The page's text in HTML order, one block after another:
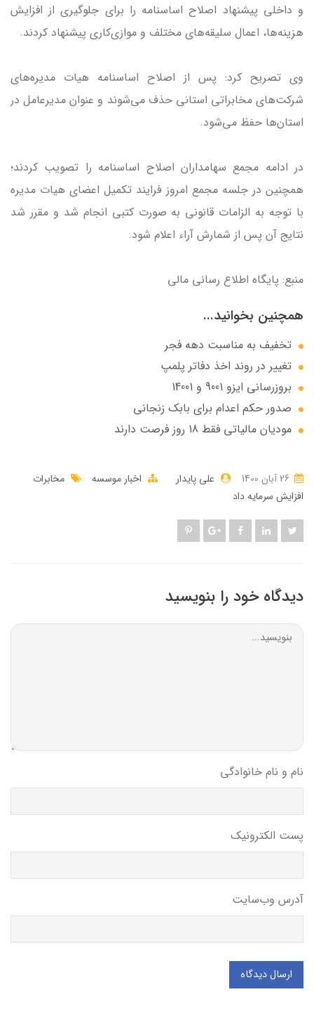
و داخلی پیشنهاد اصلاح اساسنامه را برای جلوگیری از افزایش
هزینه‌ها، اعمال سلیقه‌های مختلف و موازی‌کاری پیشنهاد کردند.
وی تصریح کرد: پس از اصلاح اساسنامه هیات مدیره‌های
شرکت‌های مخابراتی استانی حذف می‌شوند و عنوان مدیرعامل در
استان‌ها حفظ می‌شود.
در ادامه مجمع سهامداران اصلاح اساسنامه را تصویب کردند؛
همچنین در جلسه مجمع امروز فرایند تکمیل اعضای هیات مدیره
با توجه به الزامات قانونی به صورت کتبی انجام شد و مقرر شد
نتایج آن پس از شمارش آراء اعلام شود.
منبع: پایگاه اطلاع رسانی مالی
همچنین بخوانید...
تخفیف به مناسبت دهه فجر
تغییر در روند اخذ دفاتر پلمپ
بروزرسانی ایزو 9001 و 14001
صدور حکم اعدام برای بابک زنجانی
مودیان مالیاتی فقط 18 روز فرصت دارند
علی پایدار اخبار موسسه
مخابرات
افزایش سرمایه داد
دیدگاه خود را بنویسید
نام و نام خانوادگی
پست الکترونیک
آدرس وب‌سایت
ارسال دیدگاه